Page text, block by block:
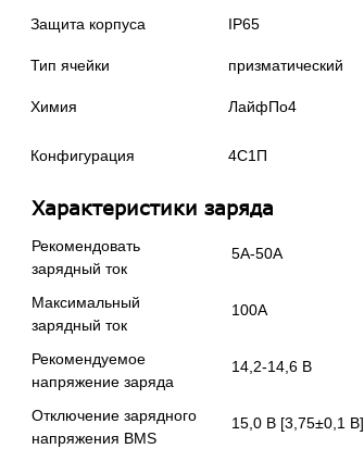
Защита корпуса IP65
Тип ячейки призматический
Химия ЛайфПо4
Конфигурация 4С1П
Характеристики заряда
Рекомендовать
зарядный ток
5А-50А
Максимальный
зарядный ток
100А
Рекомендуемое
напряжение заряда
14,2-14,6 В
Отключение зарядного
напряжения BMS
15,0 В [3,75±0,1 В]